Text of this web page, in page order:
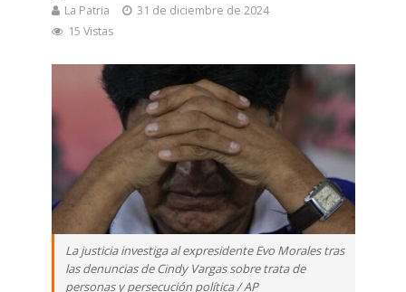
La Patria
31 de diciembre de 2024
15 Vistas
La justicia investiga al expresidente Evo Morales tras
las denuncias de Cindy Vargas sobre trata de
personas y persecución política / AP